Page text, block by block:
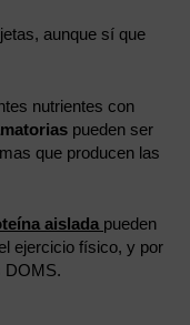
aunque sí que
nutrientes con
pueden ser
que producen las
aislada pueden
ejercicio físico, y por
DOMS.